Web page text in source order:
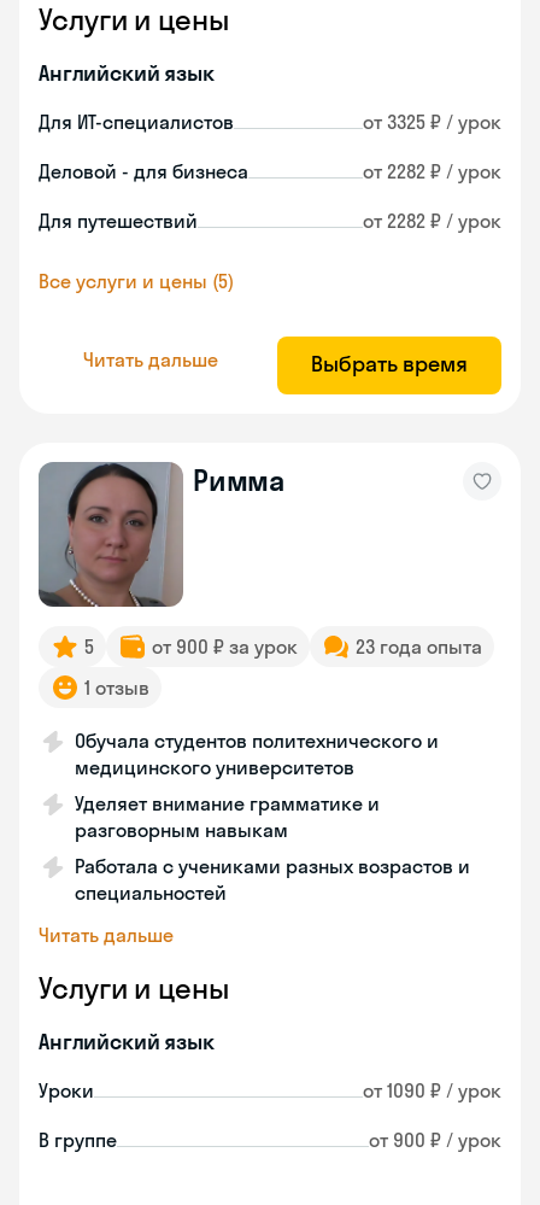
Услуги и цены
Английский язык
Для ИТ-специалистов от 3325 ₽ / урок
Деловой - для бизнеса от 2282 ₽ / урок
Для путешествий от 2282 ₽ / урок
Все услуги и цены (5)
Читать дальше Выбрать время
Римма
5 от 900 ₽ за урок
23 года опыта
1 отзыв
Обучала студентов политехнического и
медицинского университетов
Уделяет внимание грамматике и
разговорным навыкам
Работала с учениками разных возрастов и
специальностей
Читать дальше
Услуги и цены
Английский язык
Уроки от 1090 ₽ / урок
В группе от 900 ₽ / урок